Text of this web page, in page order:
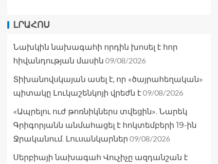
ԼՐԱՀՈՍ
Նախկին նախագահի որդին խոսել է հոր
հիվանդության մասին 09/08/2026
Տիխանովսկայան ասել է, որ «ծայրահեղական»
պիտակը Լուկաշենկոյի վրեժն է09/08/2026
«Ապրելու ուժ թոռնիկներս տվեցին». Նարեկ
Գրիգորյանն անմահացել է հոկտեմբերի 19-ին
Ջրականում. Լուսանկարներ 09/08/2026
Սերբիայի նախագահ Վուչիչը ազդանշան է